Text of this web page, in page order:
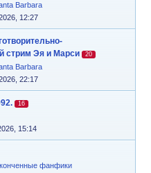
Barbara
12:27
стрим Эя и Марси
20
Barbara
22:17
16
15:14
фанфики